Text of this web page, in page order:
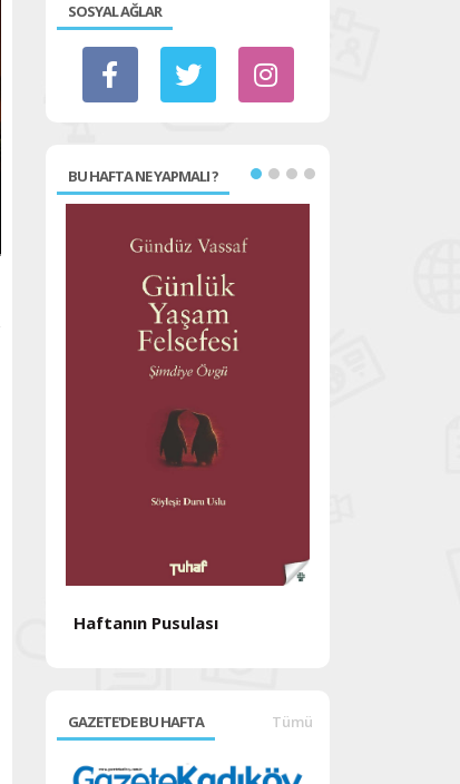
SOSYAL AĞLAR
BU HAFTA NE YAPMALI ?
Haftanın Pusulası
GAZETE'DE BU HAFTA Tümü